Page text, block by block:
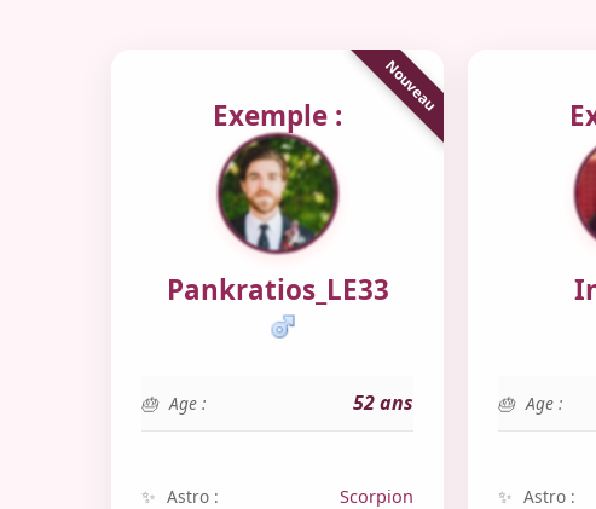
Exemple :
Pankratios_LE33
Age : 52 ans
Astro : Scorpion
Age :
Astro :